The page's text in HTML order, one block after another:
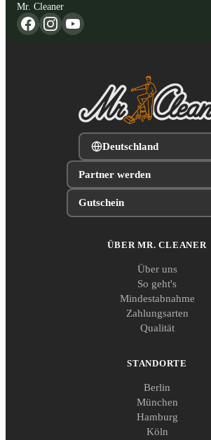
Mr. Cleaner
Deutschland
Partner werden
Gutschein
ÜBER MR. CLEANER
Über uns
So geht's
Mindestabnahme
Zahlungsarten
Qualität
STANDORTE
Berlin
München
Hamburg
Köln